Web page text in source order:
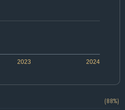
2023 2024
(88%)